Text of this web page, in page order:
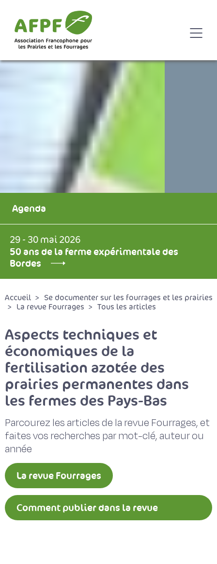
Agenda
29 - 30 mai 2026
50 ans de la ferme expérimentale des
Bordes
Accueil
Se documenter sur les fourrages et les prairies
La revue Fourrages
Tous les articles
Aspects techniques et
économiques de la
fertilisation azotée des
prairies permanentes dans
les fermes des Pays-Bas
Parcourez les articles de la revue Fourrages, et
faites vos recherches par mot-clé, auteur ou
année
La revue Fourrages
Comment publier dans la revue